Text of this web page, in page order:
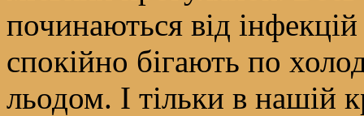
починаються від
спокійно бігають по
льодом. І тільки в нашій